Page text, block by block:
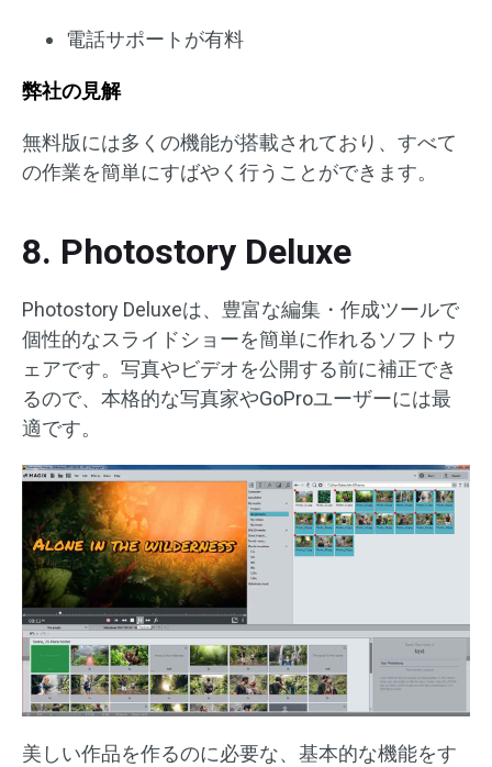
電話サポートが有料
弊社の見解
無料版には多くの機能が搭載されており、すべて
の作業を簡単にすばやく行うことができます。
8. Photostory Deluxe
Photostory Deluxeは、豊富な編集・作成ツールで
個性的なスライドショーを簡単に作れるソフトウ
ェアです。写真やビデオを公開する前に補正でき
るので、本格的な写真家やGoProユーザーには最
適です。
美しい作品を作るのに必要な、基本的な機能をす